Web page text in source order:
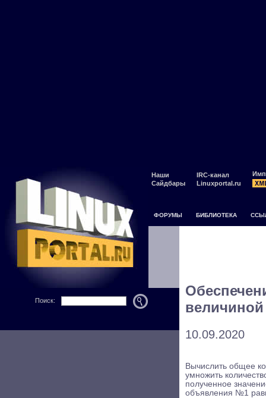
Наши
Сайдбары
IRC-канал
Linuxportal.ru
ФОРУМЫ БИБЛИОТЕКА
Поиск:
10.09.2020
Вычислить общее
умножить
полученное
объявления №1